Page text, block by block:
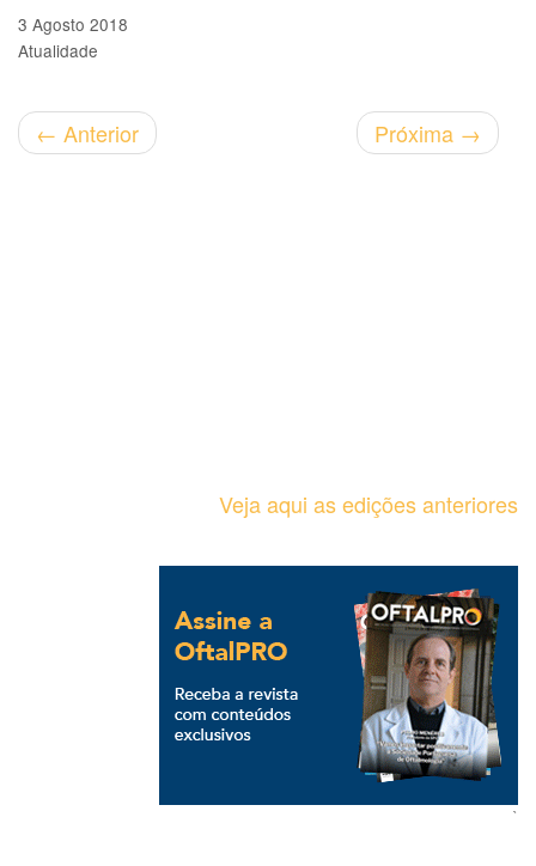
3 Agosto 2018
Atualidade
← Anterior Próxima →
Veja aqui as edições anteriores
`